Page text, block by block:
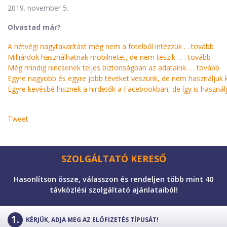
2019. november 5.
Olvastad már?
A hétvégi nagytakarítást még nem a fotelből intézzük . .tovább
Milliárdok használhatnak mobilnetet, de nem teszik . . .tovább
Még mindig nincsenek teljes biztonságban az adataink. . .tovább
Egyre nagyobb és egyre jobb tévéket veszünk, de nem használjuk
Egyre kevésbé hisznek a hirdetők a Facebookban, de így is
Tweet
SZOLGÁLTATÓ KERESŐ
Hasonlítson össze, válasszon és rendeljen több mint 40
távközlési szolgáltató ajánlataiból!
KÉRJÜK, ADJA MEG AZ ELŐFIZETÉS TÍPUSÁT!